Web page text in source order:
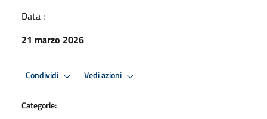
Data :
21 marzo 2026
Condividi Vedi azioni
Categorie: